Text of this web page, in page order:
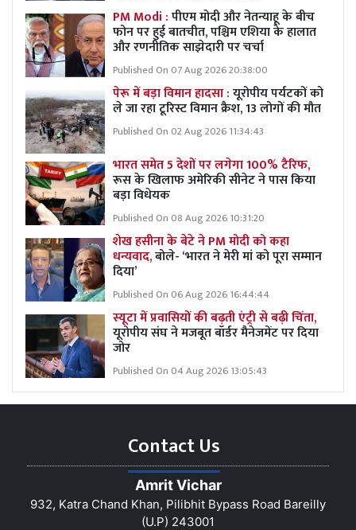
PM Modi :पीएम मोदी और नेतन्याहू के बीच
फोन पर हुई बातचीत, पश्चिम एशिया के हालात
और रणनीतिक साझेदारी पर चर्चा
Published On 07 Aug 2026 20:38:00
पेरू में बड़ा विमान हादसा :यूरोपीय पर्यटकों को
ले जा रहा टूरिस्ट विमान क्रैश, 13 लोगों की मौत
Published On 02 Aug 2026 11:34:43
भारत समेत 5 देशों पर लगेगा 100% टैरिफ,
रूस के खिलाफ अमेरिकी सीनेट ने पास किया
बड़ा विधेयक
Published On 08 Aug 2026 10:31:20
शेख हसीना के बेटे ने PM मोदी को कहा
धन्यवाद,बोले- ‘भारत ने मेरी मां को पूरा सम्मान
दिया’
Published On 06 Aug 2026 16:44:44
स्यूटा में प्रवासियों की बढ़ती एंट्री से बढ़ी चिंता,
यूरोपीय संघ ने मजबूत बॉर्डर मैनेजमेंट पर दिया
जोर
Published On 04 Aug 2026 13:05:43
Contact Us
Amrit Vichar
932, Katra Chand Khan, Pilibhit Bypass Road Bareilly
(U.P) 243001